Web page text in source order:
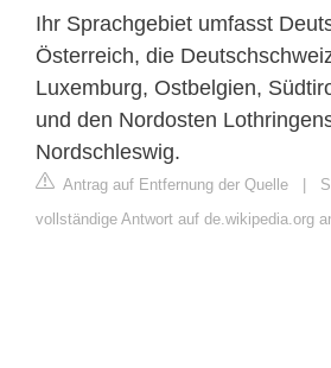
Ihr Sprachgebiet umfasst
Österreich, die
Luxemburg, Ostbelgien,
und den Nordosten
Nordschleswig.
Antrag auf Entfernung der Quelle
vollständige Antwort auf de.wikipedia.org